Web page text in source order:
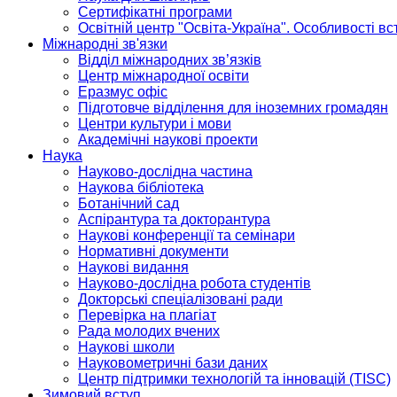
Сертифікатні програми
Освітній центр "Освіта-Україна". Особливості
Міжнародні зв'язки
Відділ міжнародних зв’язків
Центр міжнародної освіти
Еразмус офіс
Підготовче відділення для іноземних громадян
Центри культури і мови
Академічні наукові проекти
Наука
Науково-дослідна частина
Наукова бібліотека
Ботанічний сад
Аспірантура та докторантура
Наукові конференції та семінари
Нормативні документи
Наукові видання
Науково-дослідна робота студентів
Докторські спеціалізовані ради
Перевірка на плагіат
Рада молодих вчених
Наукові школи
Науковометричні бази даних
Центр підтримки технологій та інновацій (TISC)